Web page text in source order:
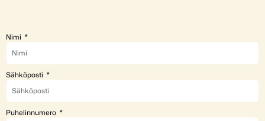
Nimi
Sähköposti
Puhelinnumero